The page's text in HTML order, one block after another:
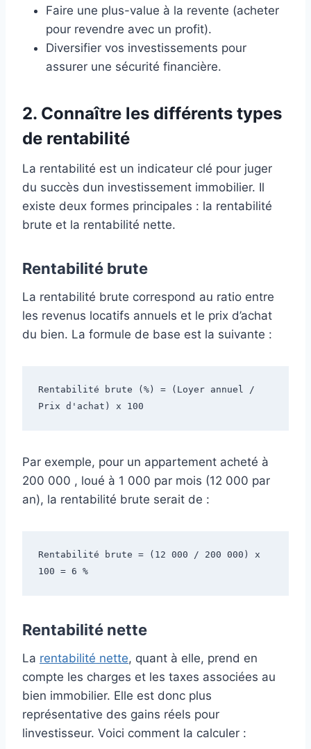
Faire une plus-value à la revente (acheter
pour revendre avec un profit).
Diversifier vos investissements pour
assurer une sécurité financière.
2. Connaître les différents types
de rentabilité
La rentabilité est un indicateur clé pour juger
du succès dun investissement immobilier. Il
existe deux formes principales : la rentabilité
brute et la rentabilité nette.
Rentabilité brute
La rentabilité brute correspond au ratio entre
les revenus locatifs annuels et le prix d’achat
du bien. La formule de base est la suivante :
Rentabilité brute (%) = (Loyer annuel /
Prix d'achat) x 100
Par exemple, pour un appartement acheté à
200 000 , loué à 1 000 par mois (12 000 par
an), la rentabilité brute serait de :
Rentabilité brute = (12 000 / 200 000) x
100 = 6 %
Rentabilité nette
La rentabilité nette, quant à elle, prend en
compte les charges et les taxes associées au
bien immobilier. Elle est donc plus
représentative des gains réels pour
linvestisseur. Voici comment la calculer :